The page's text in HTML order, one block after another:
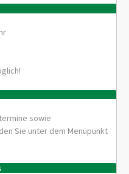
sowie
Sie unter dem Menüpunkt